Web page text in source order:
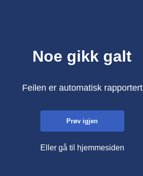
Noe gikk galt
Feilen er automatisk rapportert
Prøv igjen
Eller gå til hjemmesiden